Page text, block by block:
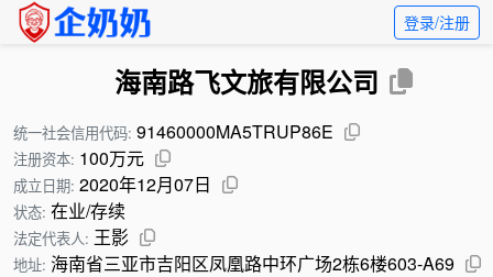
登录/注册
海南路飞文旅有限公司
统一社会信用代码: 91460000MA5TRUP86E
注册资本: 100万元
成立日期: 2020年12月07日
状态: 在业/存续
法定代表人: 王影
地址: 海南省三亚市吉阳区凤凰路中环广场2栋6楼603-A69